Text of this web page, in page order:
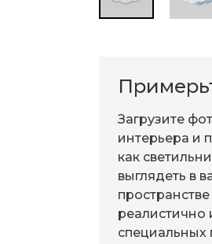
Загрузите
интерьера и
как
выглядеть в
реалистично
специальных